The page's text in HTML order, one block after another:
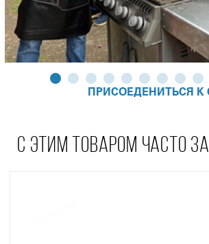
ПРИСОЕДЕНИТЬСЯ
С ЭТИМ ТОВАРОМ ЧАСТО